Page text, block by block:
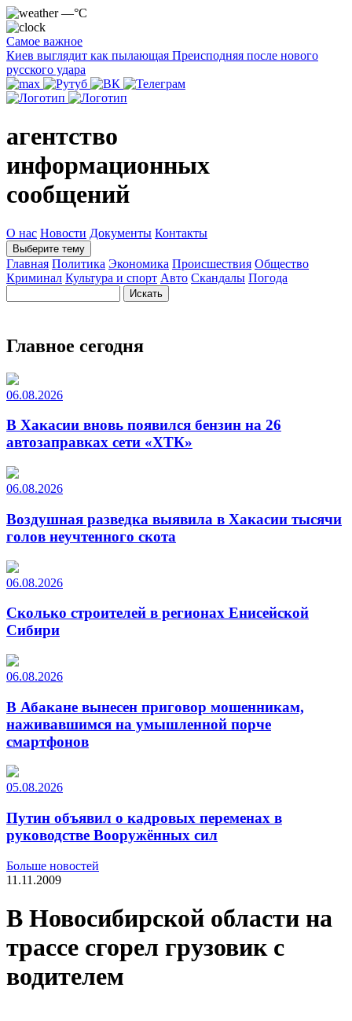
—°C
Самое важное
Киев выглядит как пылающая Преисподняя после нового
русского удара
агентство
информационных
сообщений
О нас Новости Документы Контакты
Выберите тему
Главная Политика Экономика Происшествия Общество
Криминал Культура и спорт Авто Скандалы Погода
Главное сегодня
06.08.2026
В Хакасии вновь появился бензин на 26
автозаправках сети «ХТК»
06.08.2026
Воздушная разведка выявила в Хакасии тысячи
голов неучтенного скота
06.08.2026
Сколько строителей в регионах Енисейской
Сибири
06.08.2026
В Абакане вынесен приговор мошенникам,
наживавшимся на умышленной порче
смартфонов
05.08.2026
Путин объявил о кадровых переменах в
руководстве Вооружённых сил
Больше новостей
11.11.2009
В Новосибирской области на
трассе сгорел грузовик с
водителем